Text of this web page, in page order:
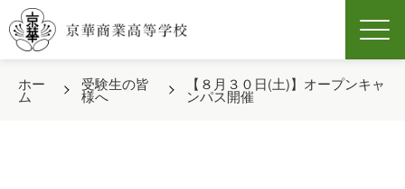
ホー
ム
受験生の皆
様へ
【８月３０日(土)】オープンキャ
ンパス開催